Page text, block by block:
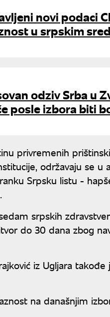
novi podaci
u srpskim
odziv Srba u
posle izbora biti
privremenih
održavaju se u
Srpsku listu -
srpskih
do 30 dana zbog
iz Ugljara
na današnjim